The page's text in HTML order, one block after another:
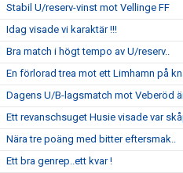
Stabil U/reserv-vinst mot Vellinge FF
Idag visade vi karaktär !!!
Bra match i högt tempo av U/reserv..
En förlorad trea mot ett Limhamn på
Dagens U/B-lagsmatch mot Veberöd
Ett revanschsuget Husie visade var
Nära tre poäng med bitter eftersmak..
Ett bra genrep..ett kvar !